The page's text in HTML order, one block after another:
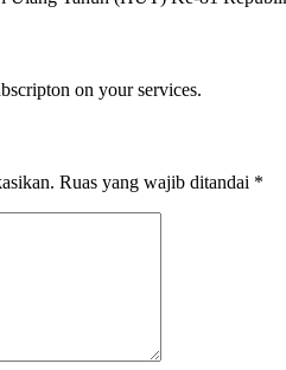
on your services.
Ruas yang wajib ditandai *